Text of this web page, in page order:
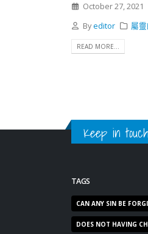
October 27, 2021
Byeditor 屬
READ MORE...
Keep in touch
TAGS
CAN ANY SIN BE
DOES NOT HAVING